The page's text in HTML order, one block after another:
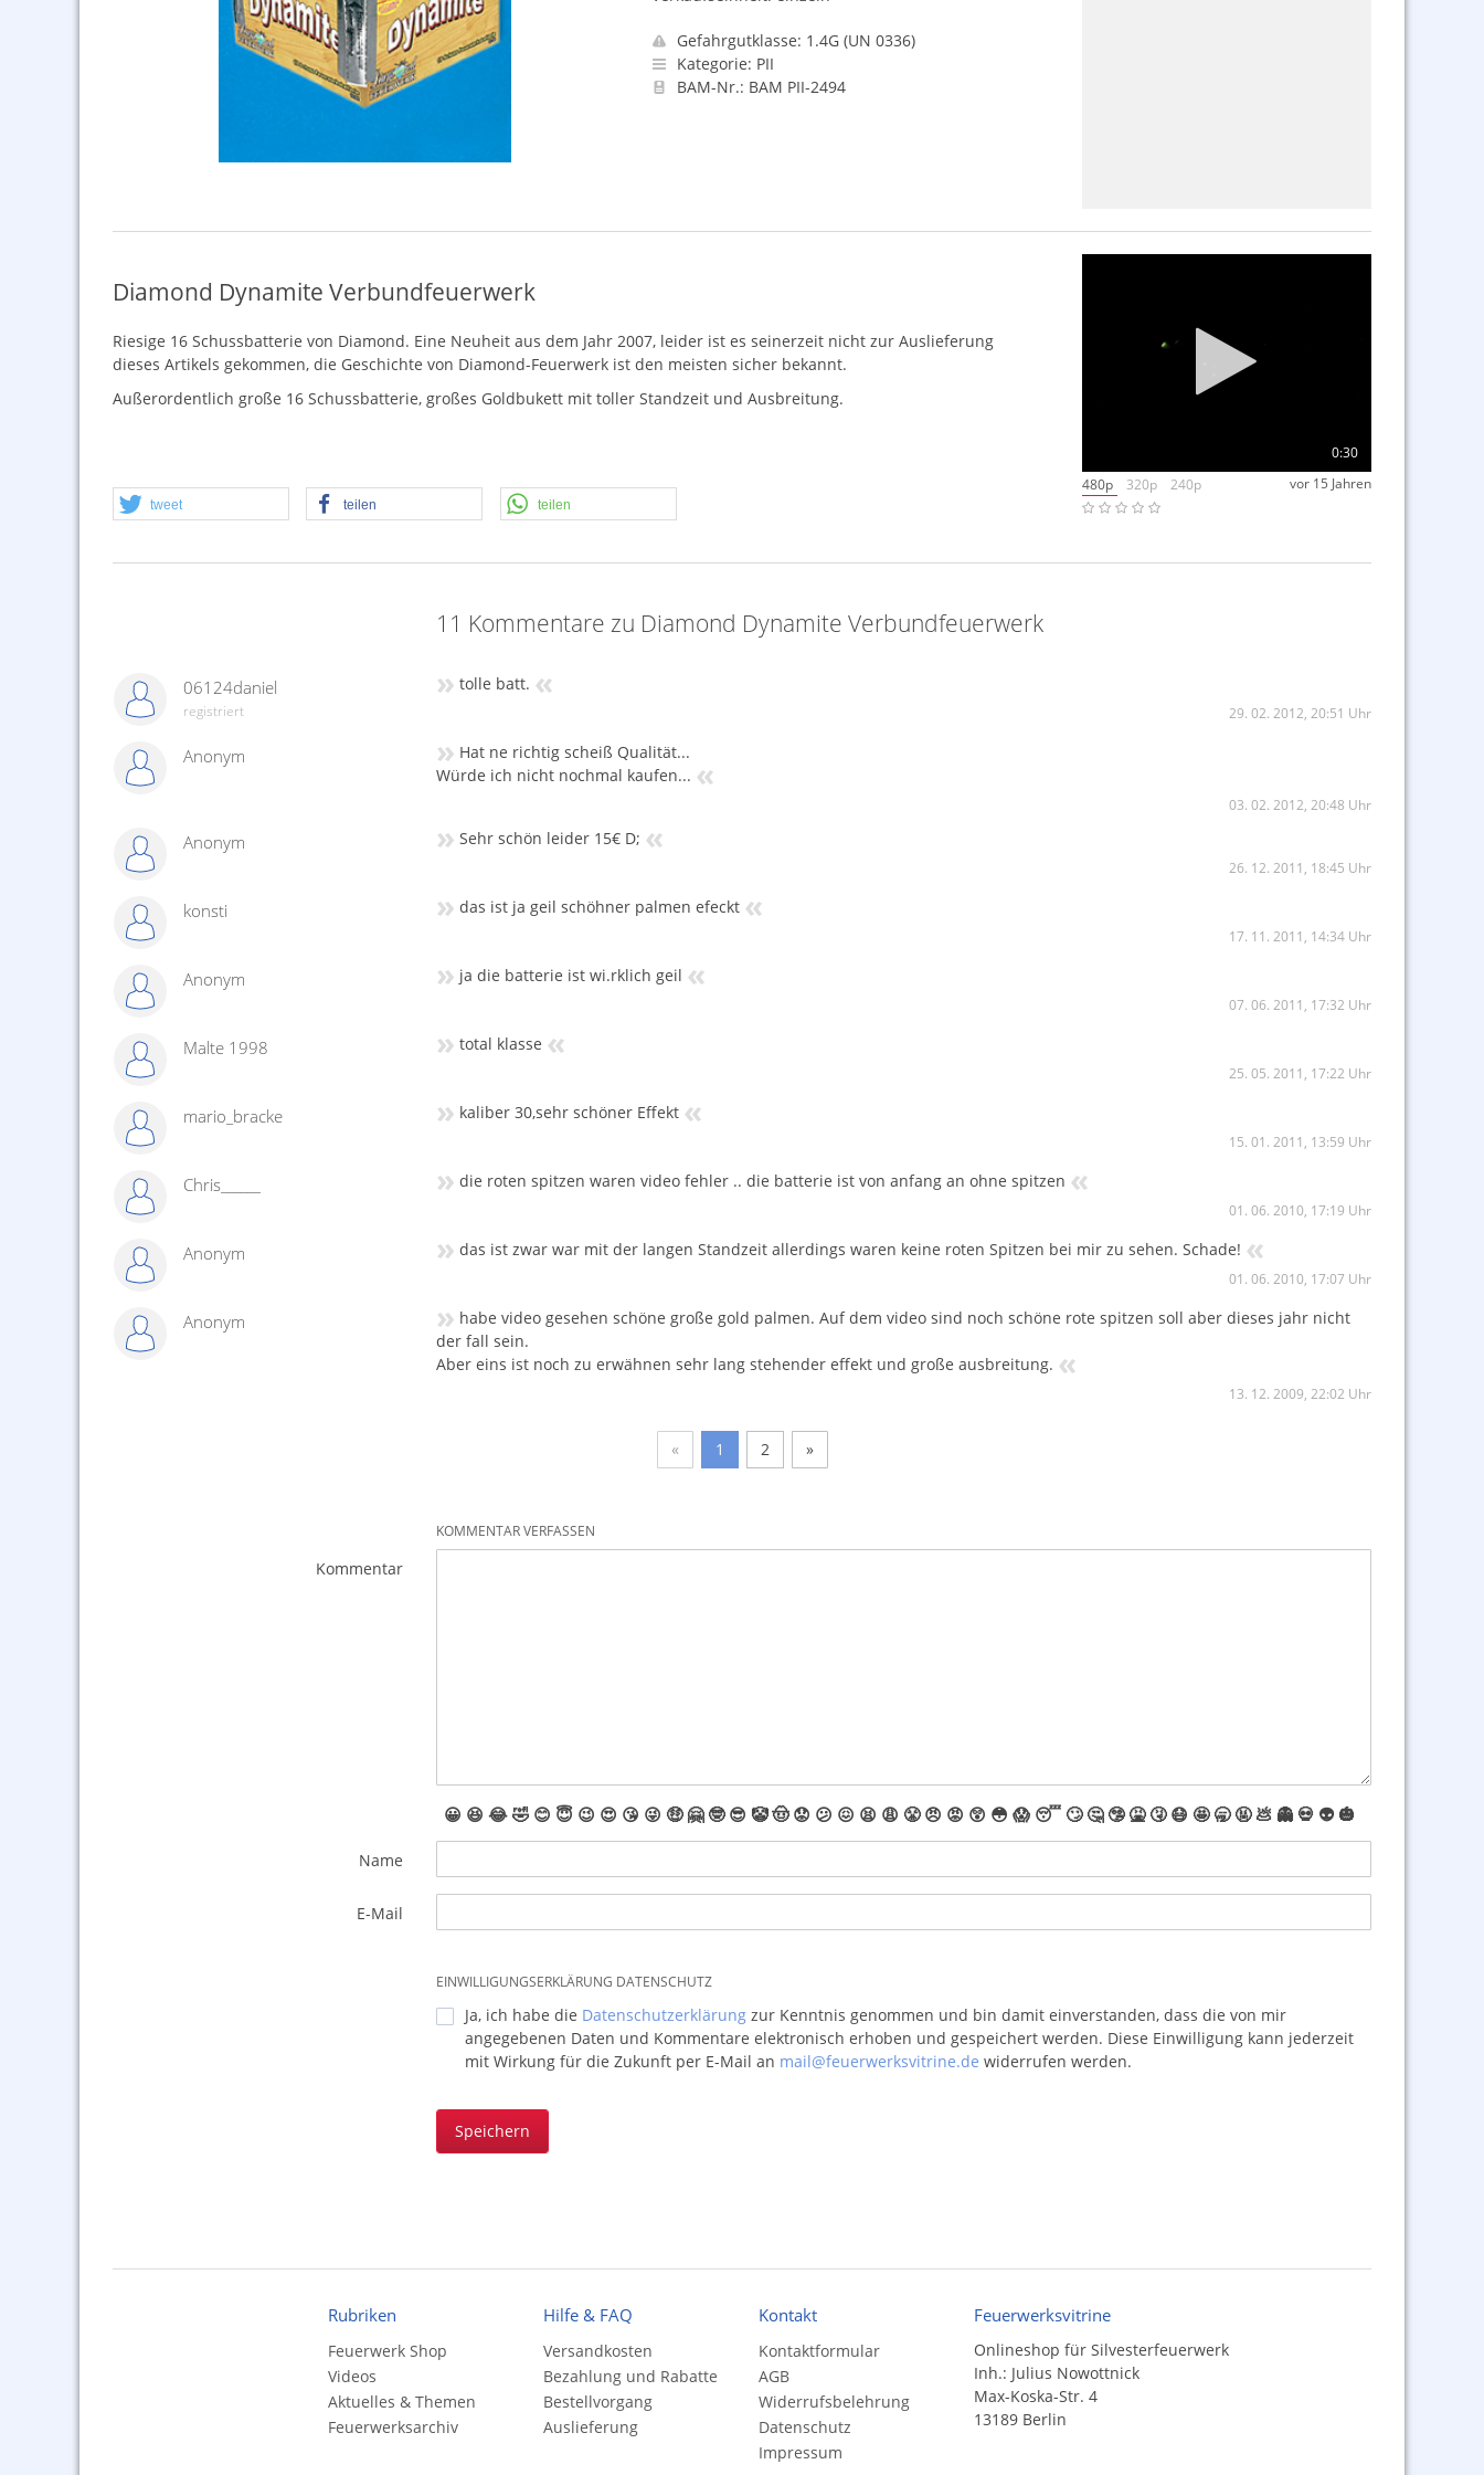
Gefahrgutklasse: 1.4G (UN 0336)
Kategorie: PII
BAM-Nr.: BAM PII-2494
Diamond Dynamite Verbundfeuerwerk
Riesige 16 Schussbatterie von Diamond. Eine Neuheit aus dem Jahr 2007, leider ist es seinerzeit nicht zur Auslieferung
dieses Artikels gekommen, die Geschichte von Diamond-Feuerwerk ist den meisten sicher bekannt.
Außerordentlich große 16 Schussbatterie, großes Goldbukett mit toller Standzeit und Ausbreitung.
tweet teilen teilen
0:30
480p
320p 240p vor 15 Jahren
11 Kommentare zu Diamond Dynamite Verbundfeuerwerk
06124daniel
registriert
» tolle batt. «
29. 02. 2012, 20:51 Uhr
Anonym » Hat ne richtig scheiß Qualität...
Würde ich nicht nochmal kaufen... «
03. 02. 2012, 20:48 Uhr
Anonym » Sehr schön leider 15€ D; «
26. 12. 2011, 18:45 Uhr
konsti » das ist ja geil schöhner palmen efeckt «
17. 11. 2011, 14:34 Uhr
Anonym » ja die batterie ist wi.rklich geil «
07. 06. 2011, 17:32 Uhr
Malte 1998 » total klasse «
25. 05. 2011, 17:22 Uhr
mario_bracke » kaliber 30,sehr schöner Effekt «
15. 01. 2011, 13:59 Uhr
Chris______ » die roten spitzen waren video fehler .. die batterie ist von anfang an ohne spitzen «
01. 06. 2010, 17:19 Uhr
Anonym » das ist zwar war mit der langen Standzeit allerdings waren keine roten Spitzen bei mir zu sehen. Schade! «
01. 06. 2010, 17:07 Uhr
Anonym » habe video gesehen schöne große gold palmen. Auf dem video sind noch schöne rote spitzen soll aber dieses jahr nicht
der fall sein.
Aber eins ist noch zu erwähnen sehr lang stehender effekt und große ausbreitung. «
13. 12. 2009, 22:02 Uhr
« 1 2 »
KOMMENTAR VERFASSEN
Kommentar
😀 😆 😂🤣 😊 😇 😉 😍 😘 😜 🤑 🤗 🤓 😎 🤡🤠 😟 😕 😖 😫 😩 😤 😠 😡 😲 😳 😱 😴 🙄 🤔 🤥 🤮 🤧 😷 🤩 🥱 🤬 💩 👻 💀 👽 🎃
Name
E-Mail
EINWILLIGUNGSERKLÄRUNG DATENSCHUTZ
Ja, ich habe die Datenschutzerklärungzur Kenntnis genommen und bin damit einverstanden, dass die von mir
angegebenen Daten und Kommentare elektronisch erhoben und gespeichert werden. Diese Einwilligung kann jederzeit
mit Wirkung für die Zukunft per E-Mail an mail@feuerwerksvitrine.de widerrufen werden.
Speichern
Rubriken
Feuerwerk Shop
Videos
Aktuelles & Themen
Feuerwerksarchiv
Hilfe & FAQ
Versandkosten
Bezahlung und Rabatte
Bestellvorgang
Auslieferung
Kontakt
Kontaktformular
AGB
Widerrufsbelehrung
Datenschutz
Impressum
Feuerwerksvitrine
Onlineshop für Silvesterfeuerwerk
Inh.: Julius Nowottnick
Max-Koska-Str. 4
13189 Berlin